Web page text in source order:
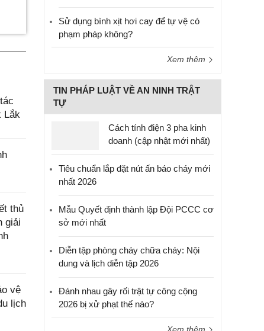
Lắk
thủ
giải
vệ
lịch
Sử dụng bình xịt hơi cay để tự vệ có
phạm pháp không?
Xem thêm
TIN PHÁP LUẬT VỀ AN NINH TRẬT
TỰ
Cách tính điện 3 pha kinh
doanh (cập nhật mới nhất)
Tiêu chuẩn lắp đặt nút ấn báo cháy mới
nhất 2026
Mẫu Quyết định thành lập Đội PCCC cơ
sở mới nhất
Diễn tập phòng cháy chữa cháy: Nội
dung và lịch diễn tập 2026
Đánh nhau gây rối trật tự công cộng
2026 bị xử phạt thế nào?